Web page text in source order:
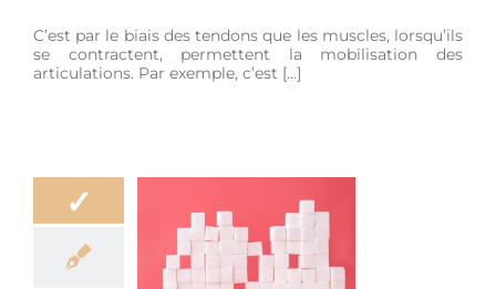
C’est par le biais des tendons que les muscles, lorsqu’ils
se contractent, permettent la mobilisation des
articulations. Par exemple, c’est […]
✓
à éviter
les douleurs